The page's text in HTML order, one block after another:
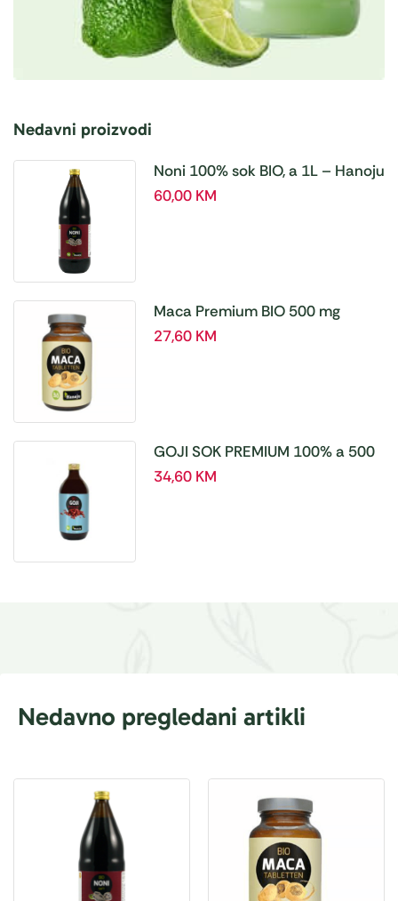
Nedavni proizvodi
Noni 100% sok BIO, a 1L – Hanoju
60,00 KM
Maca Premium BIO 500 mg
tablete, a180 tbl – Hanoju
27,60 KM
GOJI SOK PREMIUM 100% a 500
ml
34,60 KM
Nedavno pregledani artikli